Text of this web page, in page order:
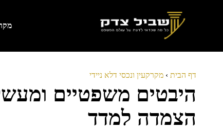
דף הבית › מקרקעין ונכסי דלא ניידי
היבטים משפטיים
הצמדה למדד